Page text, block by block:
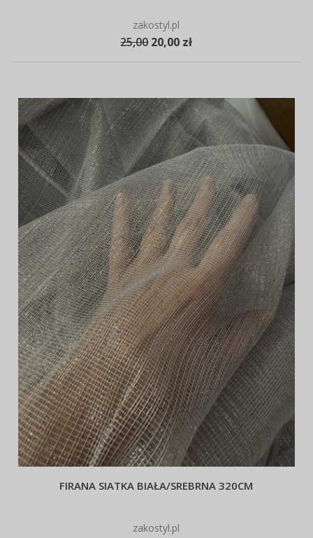
zakostyl.pl
25,00 20,00 zł
FIRANA SIATKA BIAŁA/SREBRNA 320CM
zakostyl.pl